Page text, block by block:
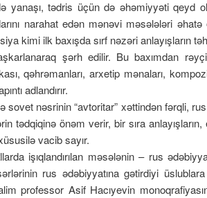
yanaşı, tədris üçün də əhəmiyyəti qeyd
narahat edən mənəvi məsələləri əhatə
kimi ilk baxışda sırf nəzəri anlayışların
şərh edilir. Bu baxımdan
qəhrəmanları, arxetip mənaları,
adlandırır.
sovet nəsrinin “avtoritar” xəttindən fərqli,
tədqiqinə önəm verir, bir sıra anlayışların,
vacib sayır.
işıqlandırılan məsələnin – rus
rus ədəbiyyatına gətirdiyi
professor Asif Hacıyevin